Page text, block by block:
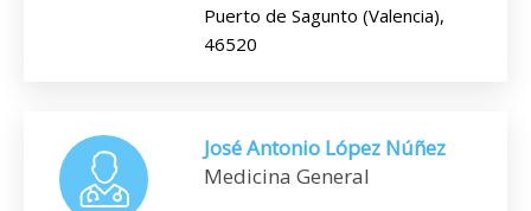
Puerto de Sagunto (Valencia),
46520
José Antonio López Núñez
Medicina General